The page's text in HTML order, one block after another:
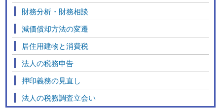
財務分析・財務相談
減価償却方法の変遷
居住用建物と消費税
法人の税務申告
押印義務の見直し
法人の税務調査立会い